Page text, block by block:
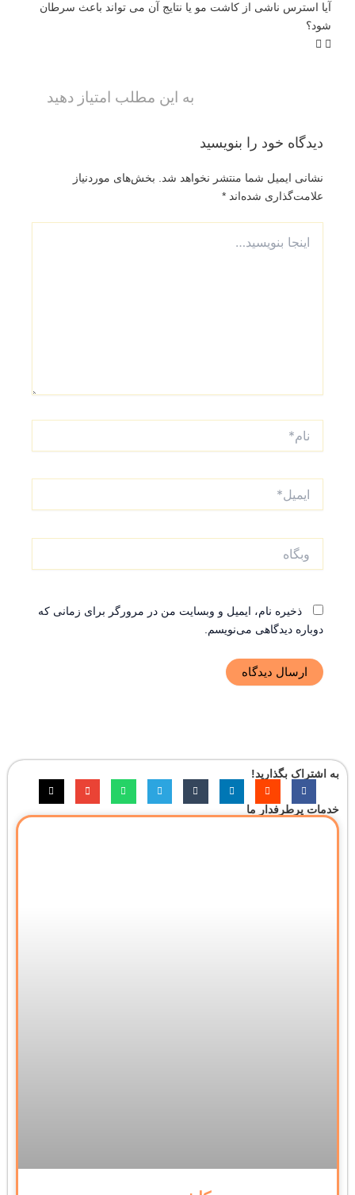
به اشتراک بگذارید!
خدمات پرطرفدار ما
آیا استرس ناشی از کاشت مو یا نتایج آن می تواند باعث سرطان
شود؟
به این مطلب امتیاز دهید
دیدگاه‌ خود را بنویسید
نشانی ایمیل شما منتشر نخواهد شد.
بخش‌های موردنیاز
علامت‌گذاری شده‌اند *
بنویسید…
ذخیره نام، ایمیل و وبسایت من در مرورگر برای زمانی که
دوباره دیدگاهی می‌نویسم.